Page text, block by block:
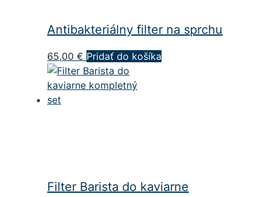
Antibakteriálny filter na sprchu
65,00 € Pridať do košíka
Filter Barista do kaviarne